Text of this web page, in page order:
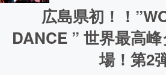
広島県初！！
DANCE ” 世界最高
場！第2